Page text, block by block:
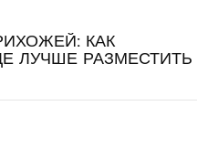
КАК
ЛУЧШЕ РАЗМЕСТИТЬ